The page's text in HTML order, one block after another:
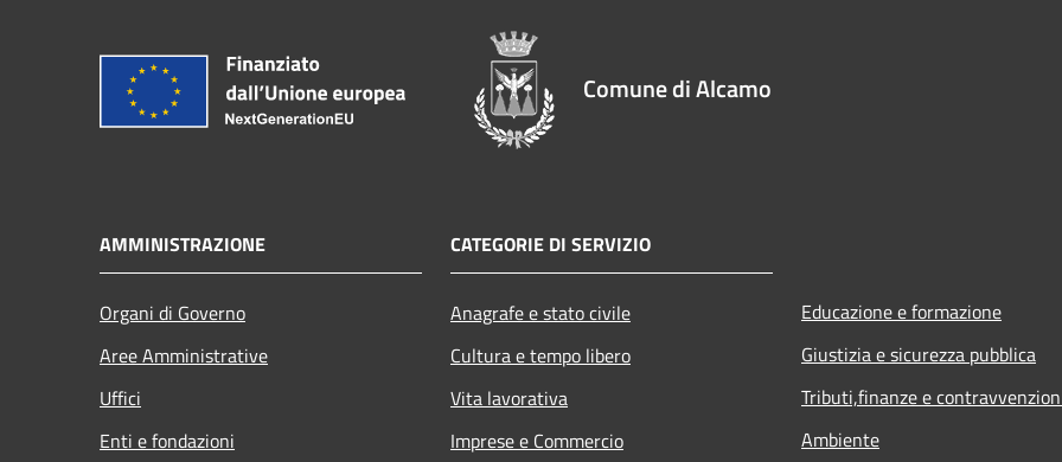
Comune di Alcamo
AMMINISTRAZIONE
Organi di Governo
Aree Amministrative
Uffici
Enti e fondazioni
CATEGORIE DI SERVIZIO
Anagrafe e stato civile
Cultura e tempo libero
Vita lavorativa
Imprese e Commercio
Educazione e formazione
Giustizia e sicurezza pubblica
Tributi,finanze e
Ambiente